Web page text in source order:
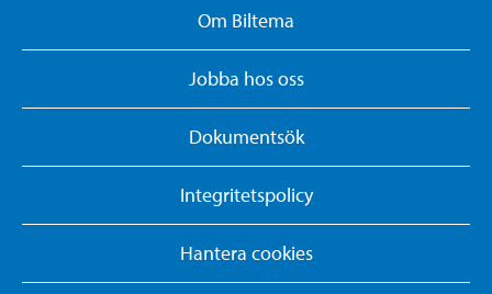
Om Biltema
Jobba hos oss
Dokumentsök
Integritetspolicy
Hantera cookies